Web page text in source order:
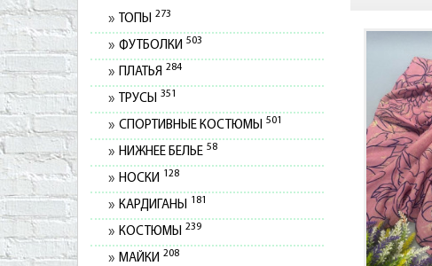
ТОПЫ 273
ФУТБОЛКИ 503
ПЛАТЬЯ 284
ТРУСЫ 351
СПОРТИВНЫЕ КОСТЮМЫ 501
НИЖНЕЕ БЕЛЬЕ 58
НОСКИ 128
КАРДИГАНЫ 181
КОСТЮМЫ 239
МАЙКИ 208